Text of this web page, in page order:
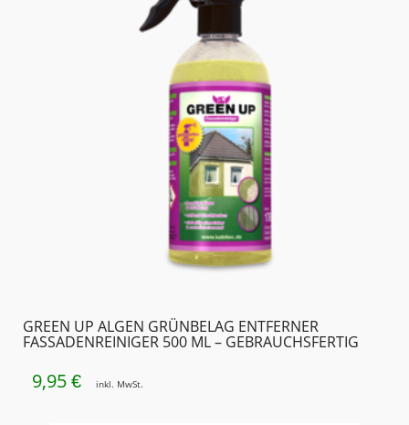
GREEN UP ALGEN GRÜNBELAG ENTFERNER
FASSADENREINIGER 500 ML – GEBRAUCHSFERTIG
9,95 € inkl. MwSt.